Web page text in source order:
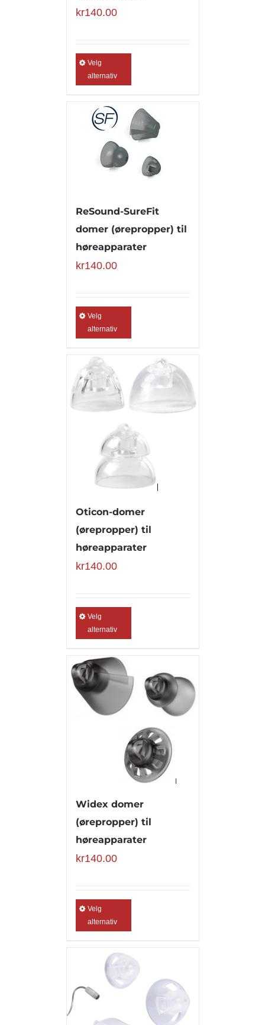
kr140.00
Velg
alternativ
ReSound-SureFit
domer (ørepropper) til
høreapparater
kr140.00
Velg
alternativ
Oticon-domer
(ørepropper) til
høreapparater
kr140.00
Velg
alternativ
Widex domer
(ørepropper) til
høreapparater
kr140.00
Velg
alternativ